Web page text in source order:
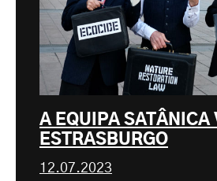
A EQUIPA SATÂNICA
ESTRASBURGO
12.07.2023